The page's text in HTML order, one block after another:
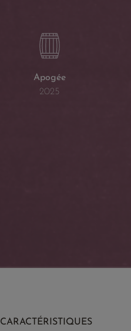
Apogée
2025
CARACTÉRISTIQUES